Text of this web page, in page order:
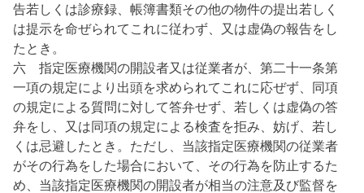
告若しくは診療録、帳簿書類その他の物件の提出若しく
は提示を命ぜられてこれに従わず、又は虚偽の報告をし
たとき。
六 指定医療機関の開設者又は従業者が、第二十一条第
一項の規定により出頭を求められてこれに応ぜず、同項
の規定による質問に対して答弁せず、若しくは虚偽の答
弁をし、又は同項の規定による検査を拒み、妨げ、若し
くは忌避したとき。ただし、当該指定医療機関の従業者
がその行為をした場合において、その行為を防止するた
め、当該指定医療機関の開設者が相当の注意及び監督を